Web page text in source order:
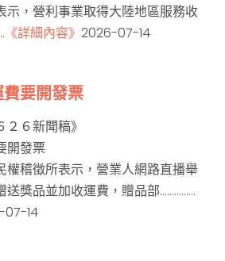
示，營利事業取得大陸地區服務收
《詳細內容》 2026-07-14
要開發票
２６新聞稿》
開發票
權稽徵所表示，營業人網路直播舉
獎品並加收運費，贈品部...............
14